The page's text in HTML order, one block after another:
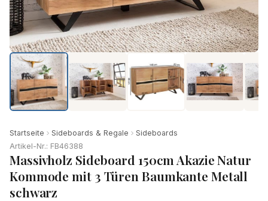
Startseite Sideboards & Regale
Sideboards
Artikel-Nr.: FB46388
Massivholz Sideboard 150cm Akazie Natur
Kommode mit 3 Türen Baumkante Metall
schwarz